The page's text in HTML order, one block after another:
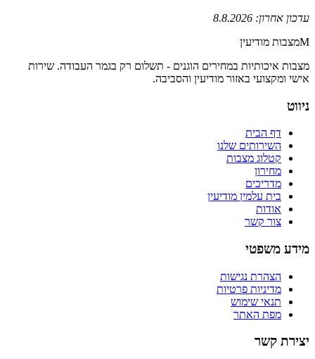
עדכון אחרון: 8.8.2026
Mמצבות מודיעין
מצבות איכותיות במחירים הוגנים - תשלום רק בגמר העבודה. שירות
אישי ומקצועי באזור מודיעין והסביבה.
ניווט
דף הבית
השירותים שלנו
קטלוג מצבות
מחירון
מדריכים
בית עלמין מודיעין
אודות
צור קשר
מידע משפטי
הצהרת נגישות
מדיניות פרטיות
תנאי שימוש
מפת האתר
יצירת קשר